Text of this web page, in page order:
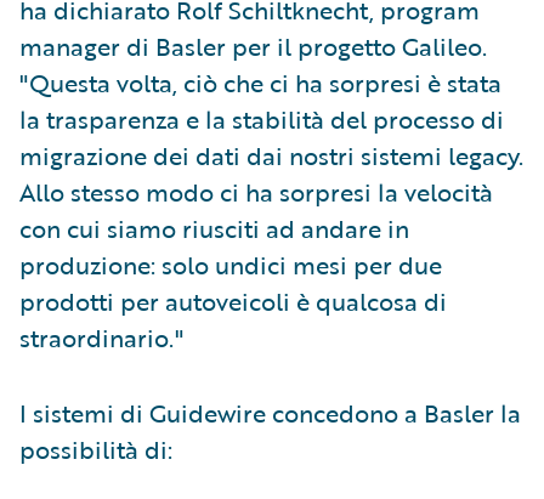
ha dichiarato Rolf Schiltknecht, program
manager di Basler per il progetto Galileo.
"Questa volta, ciò che ci ha sorpresi è stata
la trasparenza e la stabilità del processo di
migrazione dei dati dai nostri sistemi legacy.
Allo stesso modo ci ha sorpresi la velocità
con cui siamo riusciti ad andare in
produzione: solo undici mesi per due
prodotti per autoveicoli è qualcosa di
straordinario."
I sistemi di Guidewire concedono a Basler la
possibilità di: